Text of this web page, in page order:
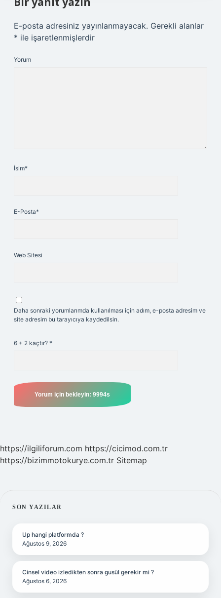
E-posta adresiniz yayınlanmayacak. Gerekli alanlar
* ile işaretlenmişlerdir
Yorum
İsim*
E-Posta*
Web Sitesi
Daha sonraki yorumlarımda kullanılması için adım, e-posta adresim ve
site adresim bu tarayıcıya kaydedilsin.
6 + 2 kaçtır? *
https://ilgiliforum.com https://cicimod.com.tr
https://bizimmotokurye.com.tr Sitemap
SIDEBAR
SON YAZILAR
Up hangi platformda ?
Ağustos 9, 2026
Cinsel video izledikten sonra gusül gerekir mi ?
Ağustos 6, 2026